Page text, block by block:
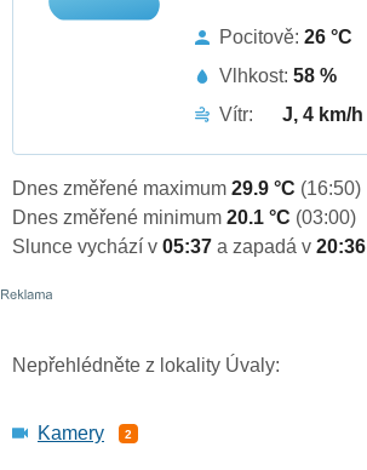
Pocitově: 26 °C
Vlhkost: 58 %
Vítr:
J, 4 km/h
Dnes změřené maximum 29.9 °C (16:50)
Dnes změřené minimum 20.1 °C (03:00)
Slunce vychází v 05:37 a zapadá v 20:36
Nepřehlédněte z lokality Úvaly:
Kamery 2